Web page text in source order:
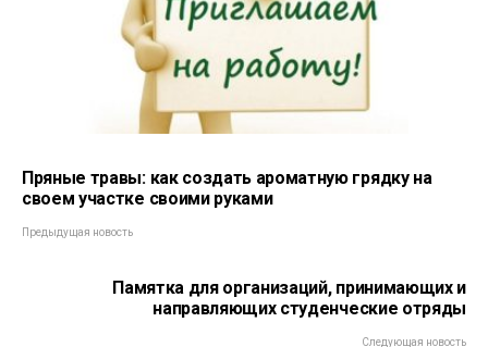
Пряные травы: как создать ароматную грядку на
своем участке своими руками
Предыдущая новость
Памятка для организаций, принимающих и
направляющих студенческие отряды
Следующая новость